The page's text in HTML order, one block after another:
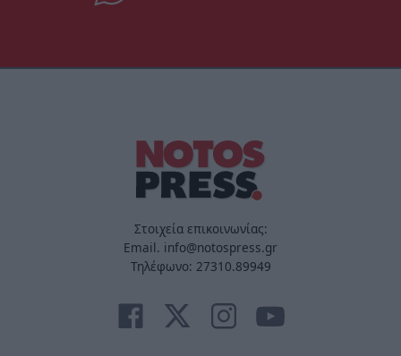
Στοιχεία επικοινωνίας:
Email. info@notospress.gr
Τηλέφωνο: 27310.89949